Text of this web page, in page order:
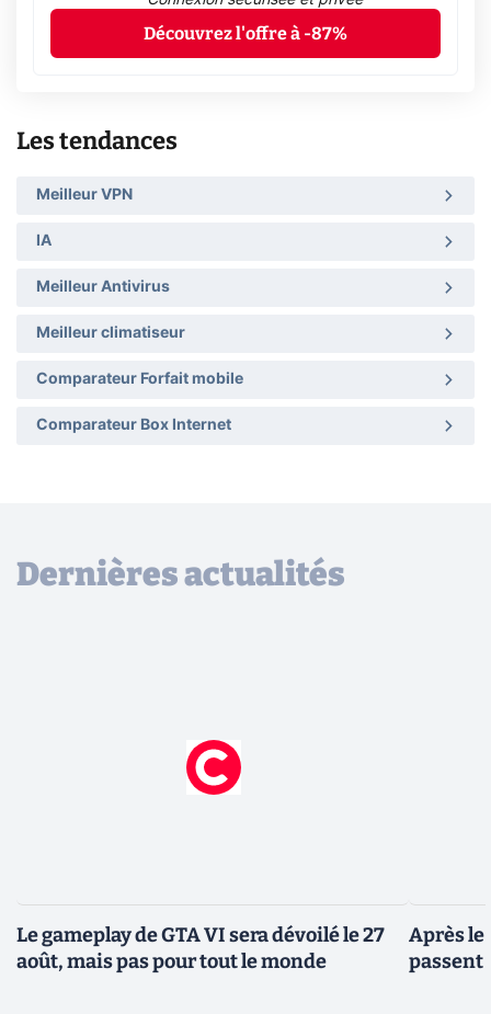
Découvrez l'offre à -87%
Les tendances
Meilleur VPN
IA
Meilleur Antivirus
Meilleur climatiseur
Comparateur Forfait mobile
Comparateur Box Internet
Dernières actualités
Le gameplay de GTA VI sera dévoilé le 27
août, mais pas pour tout le monde
Après le
passent